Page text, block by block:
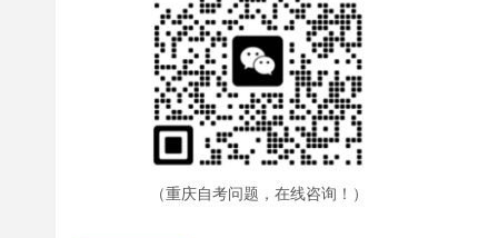
（重庆自考问题，在线咨询！）